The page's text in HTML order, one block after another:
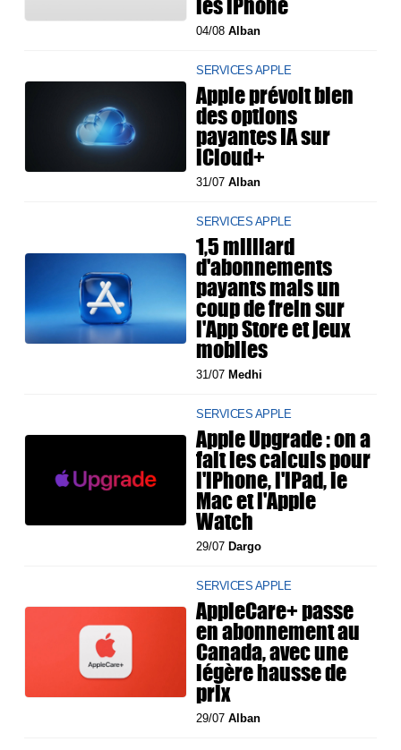
04/08Alban
SERVICES APPLE
Apple prévoit bien
des options
payantes IA sur
iCloud+
31/07Alban
SERVICES APPLE
1,5 milliard
d'abonnements
payants mais un
coup de frein sur
l'App Store et jeux
mobiles
31/07 Medhi
SERVICES APPLE
Apple Upgrade : on a
fait les calculs pour
l'iPhone, l'iPad, le
Mac et l'Apple
Watch
29/07 Dargo
SERVICES APPLE
AppleCare+ passe
en abonnement au
Canada, avec une
légère hausse de
prix
29/07Alban